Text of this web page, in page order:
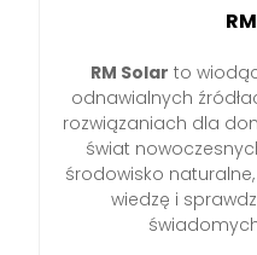
RM Solar to
odnawialnych
rozwiązaniach dla
świat
środowisko
wiedzę i